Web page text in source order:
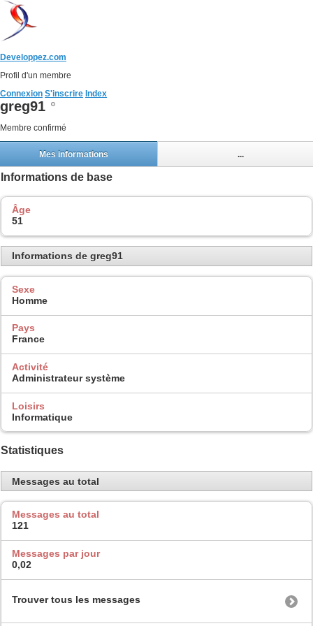
Developpez.com
Profil d'un membre
Connexion S'inscrire Index
greg91
Membre confirmé
Mes informations ...
Informations de base
Âge
51
Informations de greg91
Sexe
Homme
Pays
France
Activité
Administrateur système
Loisirs
Informatique
Statistiques
Messages au total
Messages au total
121
Messages par jour
0,02
Trouver tous les messages